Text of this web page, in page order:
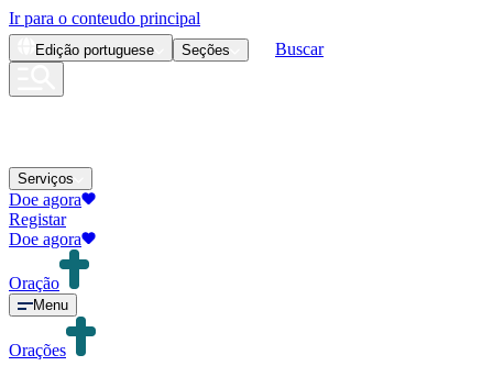
Ir para o conteudo principal
Edição portuguese Seções Buscar
Serviços
Doe agora
Registar
Doe agora
Oração
Menu
Orações